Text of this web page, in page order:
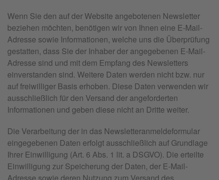
Wenn Sie den auf der Website angebotenen Newsletter
beziehen möchten, benötigen wir von Ihnen eine E-Mail-
Adresse sowie Informationen, welche uns die Überprüfung
gestatten, dass Sie der Inhaber der angegebenen E-Mail-
Adresse sind und mit dem Empfang des Newsletters
einverstanden sind. Weitere Daten werden nicht bzw. nur
auf freiwilliger Basis erhoben. Diese Daten verwenden wir
ausschließlich für den Versand der angeforderten
Informationen und geben diese nicht an Dritte weiter.
Die Verarbeitung der in das Newsletteranmeldeformular
eingegebenen Daten erfolgt ausschließlich auf Grundlage
Ihrer Einwilligung (Art. 6 Abs. 1 lit. a DSGVO). Die erteilte
Einwilligung zur Speicherung der Daten, der E-Mail-